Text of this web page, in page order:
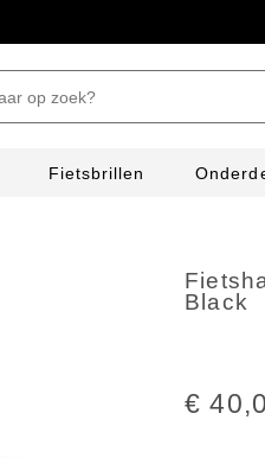
Fietsbrillen
Black
€